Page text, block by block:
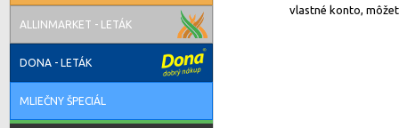
ALLINMARKET - LETÁK
DONA - LETÁK
MLIEČNY ŠPECIÁL
vlastné konto,